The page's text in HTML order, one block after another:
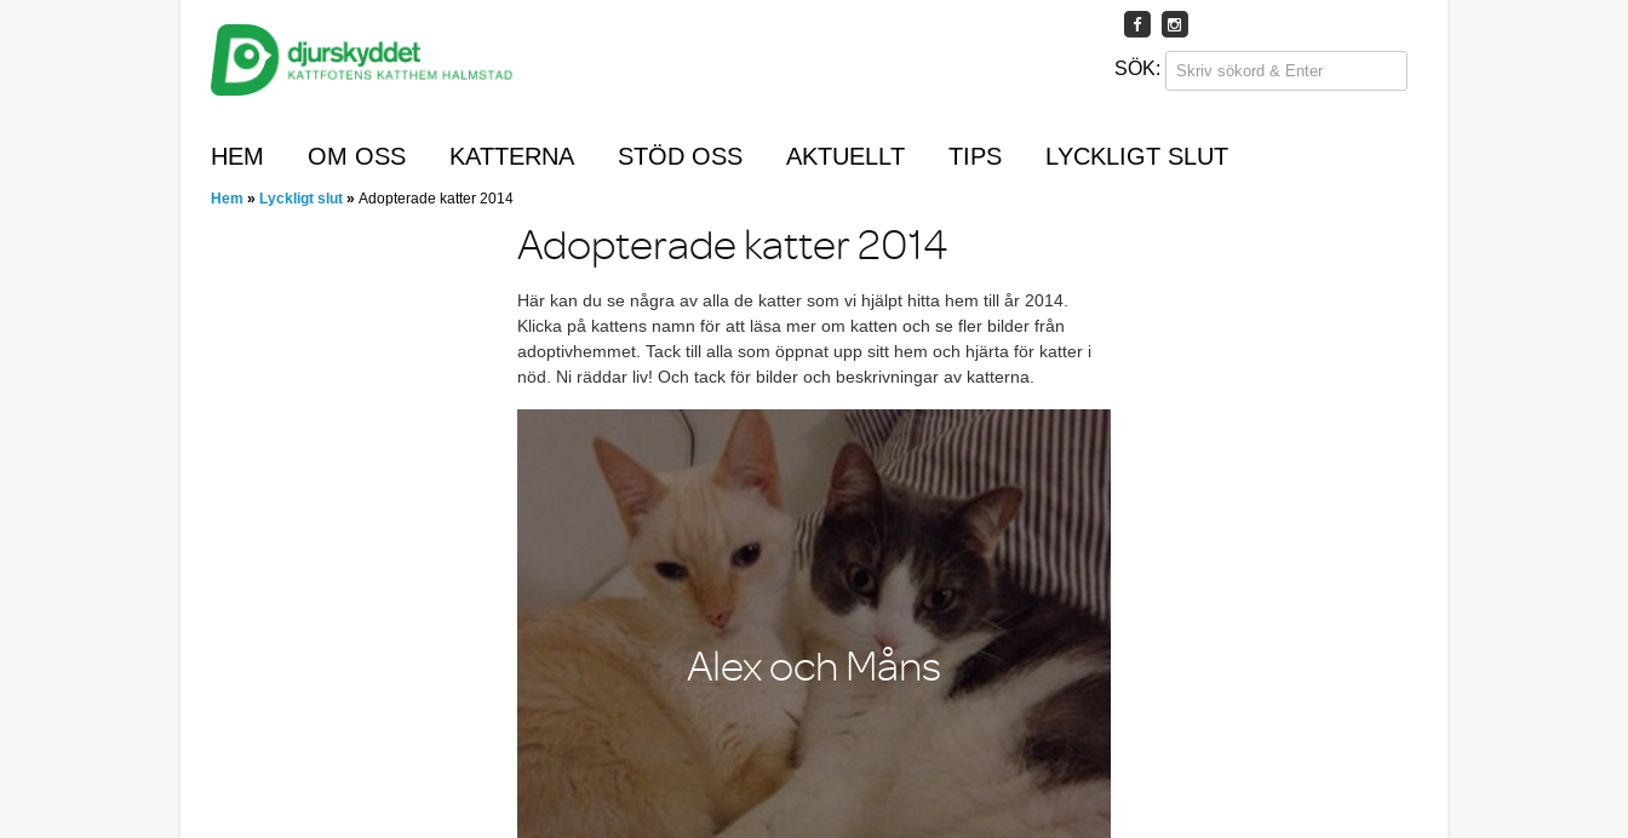
Menu
Skip to content
HEM OM OSS KATTERNA STÖD OSS AKTUELLT TIPS LYCKLIGT SLUT
Hem » Lyckligt slut » Adopterade katter 2014
Adopterade katter 2014
Här kan du se några av alla de katter som vi hjälpt hitta hem till år 2014.
Klicka på kattens namn för att läsa mer om katten och se fler bilder från
adoptivhemmet. Tack till alla som öppnat upp sitt hem och hjärta för katter i
nöd. Ni räddar liv! Och tack för bilder och beskrivningar av katterna.
Alex och Måns